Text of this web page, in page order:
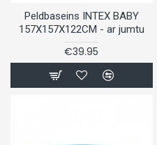
Peldbaseins INTEX BABY
157X157X122CM - ar jumtu
€39.95